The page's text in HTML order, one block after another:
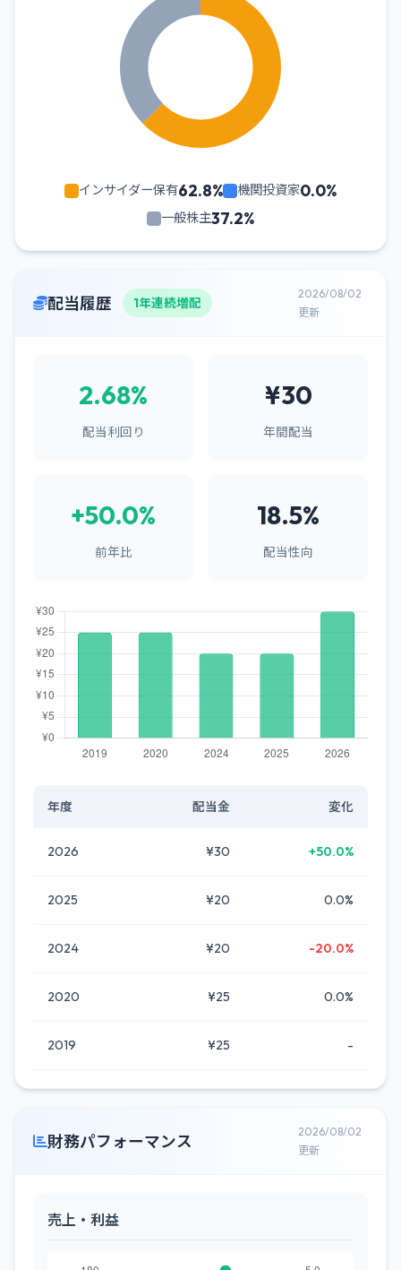
インサイダー保有62.8% 機関投資家0.0%
一般株主37.2%
配当履歴 1年連続増配
2026/08/02
更新
2.68%
配当利回り
¥30
年間配当
+50.0%
前年比
18.5%
配当性向
年度 配当金 変化
2026 ¥30 +50.0%
2025 ¥20 0.0%
2024 ¥20 -20.0%
2020 ¥25 0.0%
2019 ¥25 -
財務パフォーマンス
2026/08/02
更新
売上・利益